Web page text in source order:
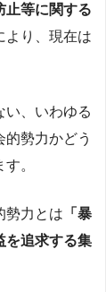
止等に関する
より、現在は
い、いわゆる
勢力かどう
。
勢力とは 「暴
を追求する集